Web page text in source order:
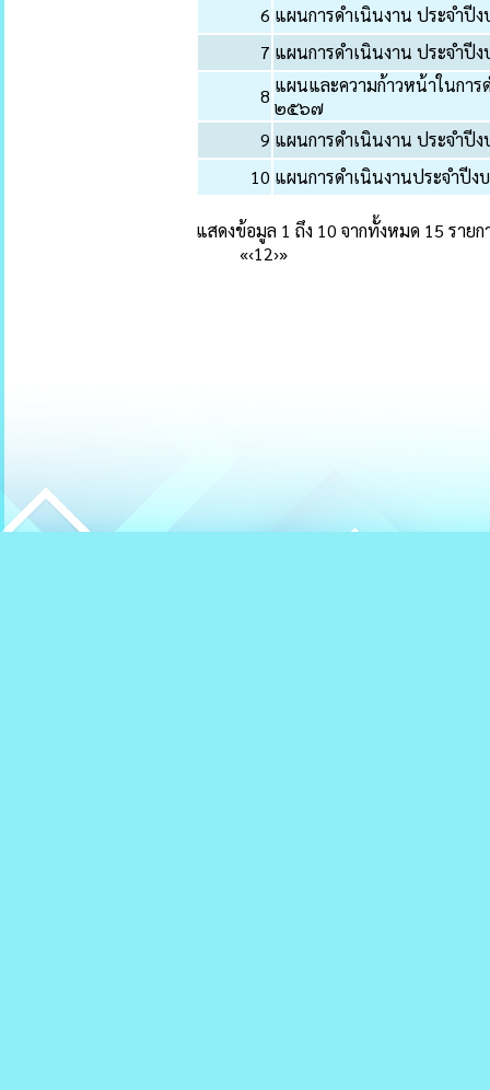
6 แผนการดำเนินงาน ประจำปี
7 แผนการดำเนินงาน ประจำปี
8 แผนและความก้าวหน้าในการ
๒๕๖๗
9 แผนการดำเนินงาน ประจำปี
10 แผนการดำเนินงานประจำปี
แสดงข้อมูล 1 ถึง 10 จากทั้งหมด 15 รายก
«‹12›»